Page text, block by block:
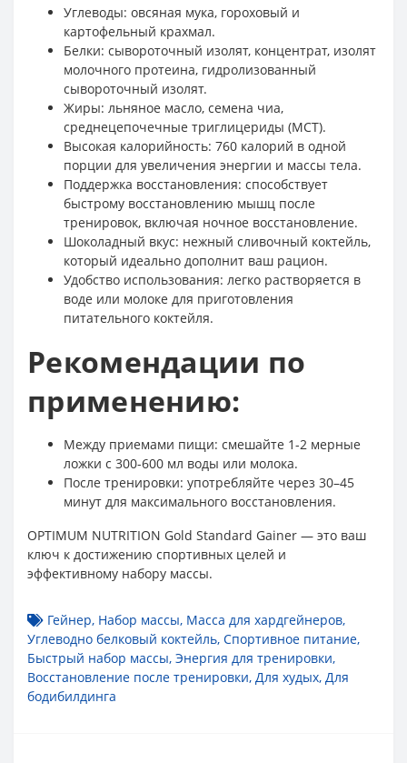
Углеводы: овсяная мука, гороховый и
картофельный крахмал.
Белки: сывороточный изолят, концентрат, изолят
молочного протеина, гидролизованный
сывороточный изолят.
Жиры: льняное масло, семена чиа,
среднецепочечные триглицериды (MCT).
Высокая калорийность: 760 калорий в одной
порции для увеличения энергии и массы тела.
Поддержка восстановления: способствует
быстрому восстановлению мышц после
тренировок, включая ночное восстановление.
Шоколадный вкус: нежный сливочный коктейль,
который идеально дополнит ваш рацион.
Удобство использования: легко растворяется в
воде или молоке для приготовления
питательного коктейля.
Рекомендации по
применению:
Между приемами пищи: смешайте 1-2 мерные
ложки с 300-600 мл воды или молока.
После тренировки: употребляйте через 30–45
минут для максимального восстановления.
OPTIMUM NUTRITION Gold Standard Gainer — это ваш
ключ к достижению спортивных целей и
эффективному набору массы.
Гейнер, Набор массы, Масса для хардгейнеров,
Углеводно белковый коктейль, Спортивное питание,
Быстрый набор массы, Энергия для тренировки,
Восстановление после тренировки, Для худых, Для
бодибилдинга